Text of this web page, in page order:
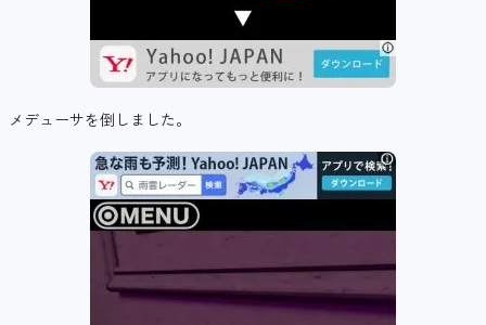
メデューサを倒しました。